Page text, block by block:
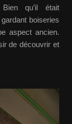
qu’il était
boiseries
aspect ancien.
de découvrir et